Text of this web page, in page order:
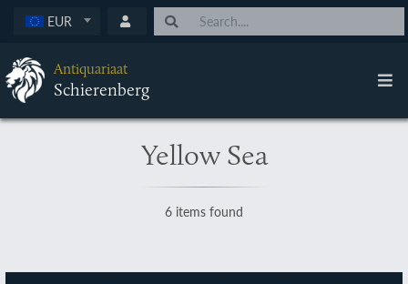
EUR
Antiquariaat
Schierenberg
Yellow Sea
6 items found